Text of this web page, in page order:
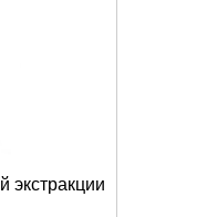
экстракции